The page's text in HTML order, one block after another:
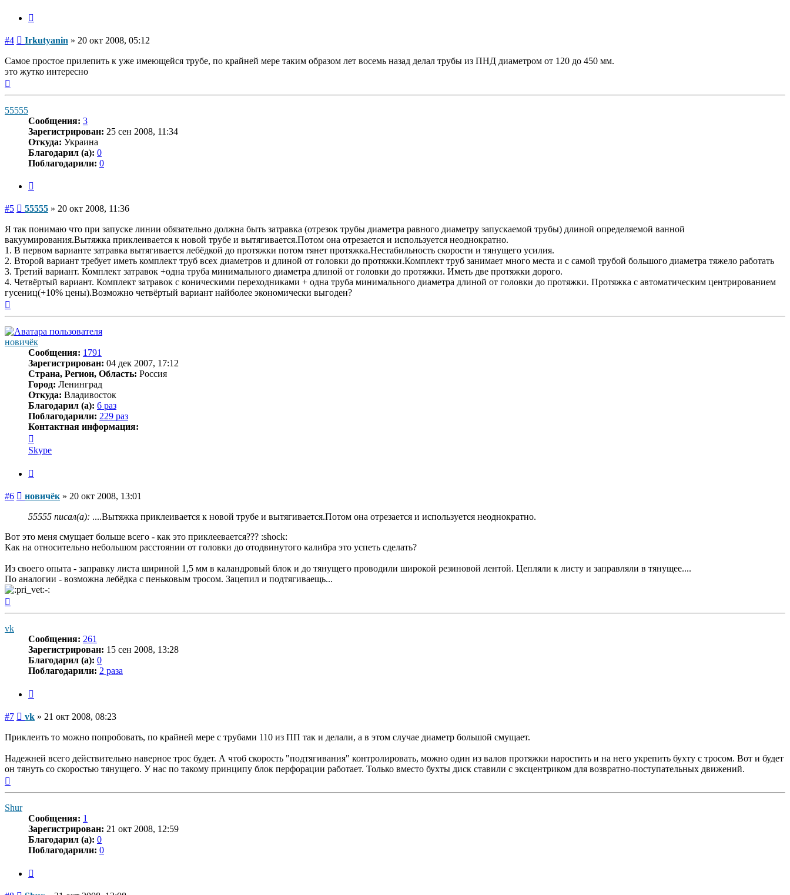
#4 Сообщение
Irkutyanin » 20 окт 2008, 05:12
Самое простое прилепить к уже имеющейся трубе, по крайней мере таким образом лет восемь назад делал трубы из ПНД диаметром от 120 до 450 мм.
это жутко интересно
55555
Сообщения: 3
Зарегистрирован: 25 сен 2008, 11:34
Откуда: Украина
Благодарил (а): 0
Поблагодарили: 0
#5 Сообщение
55555 » 20 окт 2008, 11:36
Я так понимаю что при запуске линии обязательно должна быть затравка (отрезок трубы диаметра равного диаметру запускаемой трубы) длиной определяемой ванной
вакуумирования.Вытяжка приклеивается к новой трубе и вытягивается.Потом она отрезается и используется неоднократно.
1. В первом варианте затравка вытягивается лебёдкой до протяжки потом тянет протяжка.Нестабильность скорости и тянущего усилия.
2. Второй вариант требует иметь комплект труб всех диаметров и длиной от головки до протяжки.Комплект труб занимает много места и с самой трубой большого диаметра тяжело работать
3. Третий вариант. Комплект затравок +одна труба минимального диаметра длиной от головки до протяжки. Иметь две протяжки дорого.
4. Четвёртый вариант. Комплект затравок с коническими переходниками + одна труба минимального диаметра длиной от головки до протяжки. Протяжка с автоматическим центрированием
гусениц(+10% цены).Возможно четвёртый вариант найболее экономически выгоден?
к
началу
новичёк
Сообщения: 1791
Зарегистрирован: 04 дек 2007, 17:12
Страна, Регион, Область: Россия
Город: Ленинград
Откуда: Владивосток
Благодарил (а): 6 раз
Поблагодарили: 229 раз
Контактная информация:
информация
пользователя
Skype
#6 Сообщение
новичёк » 20 окт 2008, 13:01
55555 писал(а): ....Вытяжка приклеивается к новой трубе и вытягивается.Потом она отрезается и используется неоднократно.
Вот это меня смущает больше всего - как это приклеевается??? :shock:
Как на относительно небольшом расстоянии от головки до отодвинутого калибра это успеть сделать?
Из своего опыта - заправку листа шириной 1,5 мм в каландровый блок и до тянущего проводили широкой резиновой лентой. Цепляли к листу и заправляли в тянущее....
По аналогии - возможна лебёдка с пеньковым тросом. Зацепил и подтягиваещь...
vk
Сообщения: 261
Зарегистрирован: 15 сен 2008, 13:28
Благодарил (а): 0
Поблагодарили: 2 раза
#7 Сообщение
vk » 21 окт 2008, 08:23
Приклеить то можно попробовать, по крайней мере с трубами 110 из ПП так и делали, а в этом случае диаметр большой смущает.
Надежней всего действительно наверное трос будет. А чтоб скорость "подтягивания" контролировать, можно один из валов протяжки наростить и на него укрепить бухту с тросом. Вот и будет
он тянуть со скоростью тянущего. У нас по такому принципу блок перфорации работает. Только вместо бухты диск ставили с эксцентриком для возвратно-поступательных движений.
Shur
Сообщения: 1
Зарегистрирован: 21 окт 2008, 12:59
Благодарил (а): 0
Поблагодарили: 0